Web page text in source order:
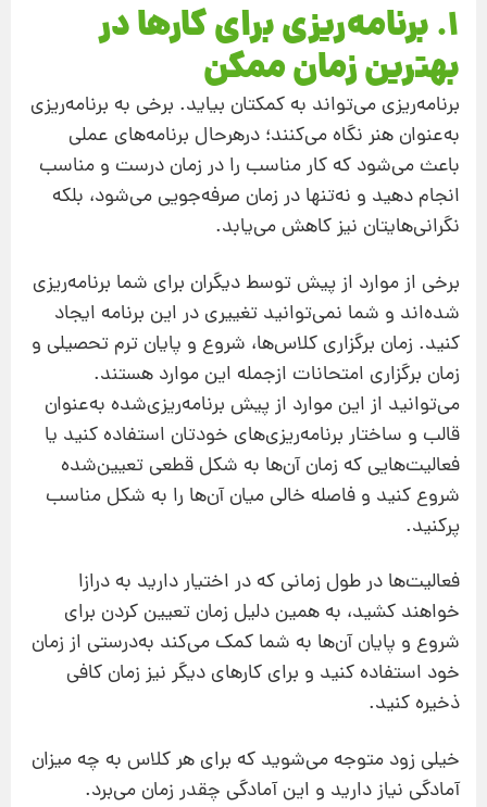
1. برنامه‌ریزی برای کارها در
بهترین زمان ممکن
برنامه‌ریزی می‌تواند به کمکتان بیاید. برخی به برنامه‌ریزی
به‌‌عنوان هنر نگاه می‌کنند؛ درهرحال برنامه‌های عملی
باعث می‌شود که کار مناسب را در زمان درست و مناسب
انجام دهید و نه‌تنها در زمان صرفه‌جویی می‌شود، بلکه
نگرانی‌هایتان نیز کاهش می‌یابد.
برخی از موارد از پیش توسط دیگران برای شما برنامه‌ریزی
شده‌اند و شما نمی‌توانید تغییری در این برنامه ایجاد
کنید. زمان برگزاری کلاس‌ها، شروع و پایان ترم تحصیلی و
زمان برگزاری امتحانات ازجمله‌ این موارد هستند.
می‌توانید از این موارد از پیش برنامه‌ریزی‌شده به‌‌عنوان
قالب و ساختار برنامه‌ریزی‌های خودتان استفاده کنید یا
فعالیت‌هایی که زمان آن‌ها به شکل قطعی تعیین‌‌شده
شروع کنید و فاصله‌ خالی میان آن‌ها را به شکل مناسب
پرکنید.
فعالیت‌ها در طول زمانی‌ که در اختیار دارید به درازا
خواهند کشید، به همین دلیل زمان تعیین کردن برای
شروع و پایان آن‌ها به شما کمک می‌کند به‌‌درستی از زمان
خود استفاده کنید و برای کارهای دیگر نیز زمان کافی
ذخیره کنید.
خیلی زود متوجه می‌شوید که برای هر کلاس به چه ‌میزان
آمادگی نیاز دارید و این آمادگی چقدر زمان می‌برد.